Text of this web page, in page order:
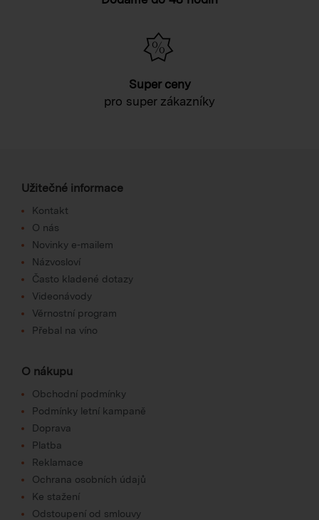
Super ceny
pro super zákazníky
Užitečné informace
Kontakt
O nás
Novinky e-mailem
Názvosloví
Často kladené dotazy
Videonávody
Věrnostní program
Přebal na víno
O nákupu
Obchodní podmínky
Podmínky letní kampaně
Doprava
Platba
Reklamace
Ochrana osobních údajů
Ke stažení
Odstoupení od smlouvy